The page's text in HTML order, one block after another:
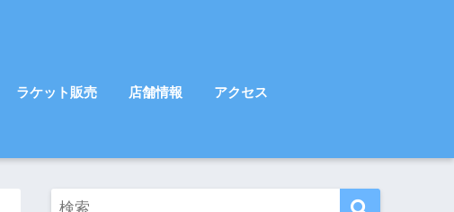
ラケット販売 店舗情報 アクセス